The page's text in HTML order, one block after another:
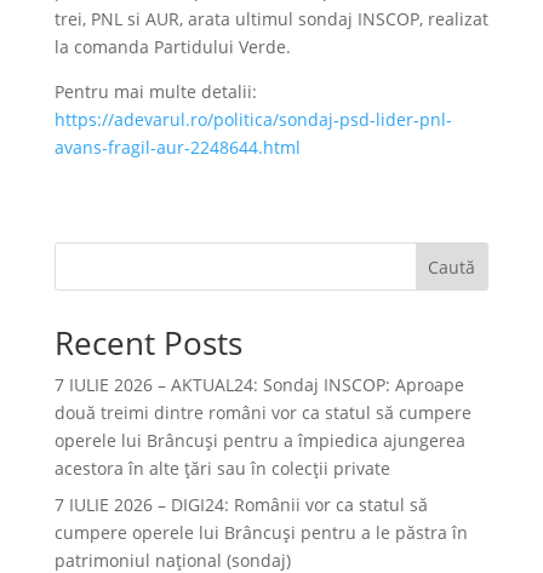
trei, PNL si AUR, arata ultimul sondaj INSCOP, realizat
la comanda Partidului Verde.
Pentru mai multe detalii:
https://adevarul.ro/politica/sondaj-psd-lider-pnl-
avans-fragil-aur-2248644.html
Caută
Recent Posts
7 IULIE 2026 – AKTUAL24: Sondaj INSCOP: Aproape
două treimi dintre români vor ca statul să cumpere
operele lui Brâncuşi pentru a împiedica ajungerea
acestora în alte ţări sau în colecţii private
7 IULIE 2026 – DIGI24: Românii vor ca statul să
cumpere operele lui Brâncuși pentru a le păstra în
patrimoniul național (sondaj)